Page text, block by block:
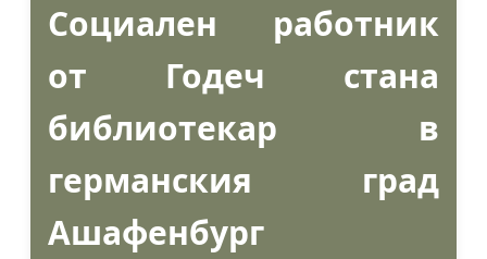
Социален работник
от Годеч стана
библиотекар в
германския град
Ашафенбург